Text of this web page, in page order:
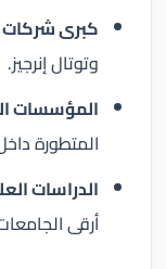
كبرى شركات
وتوتال إنرجيز.
المؤسسات
المتطورة
الدراسات
أرقى